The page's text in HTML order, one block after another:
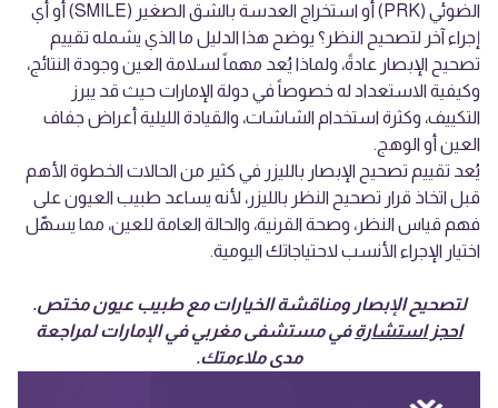
الضوئي (PRK) أو استخراج العدسة بالشق الصغير (SMILE) أو أي
إجراء آخر لتصحيح النظر؟ يوضح هذا الدليل ما الذي يشمله تقييم
تصحيح الإبصار عادةً، ولماذا يُعد مهماً لسلامة العين وجودة النتائج،
وكيفية الاستعداد له خصوصاً في دولة الإمارات حيث قد يبرز
التكييف، وكثرة استخدام الشاشات، والقيادة الليلية أعراض جفاف
العين أو الوهج.
يُعد تقييم تصحيح الإبصار بالليزر في كثير من الحالات الخطوة الأهم
قبل اتخاذ قرار تصحيح النظر بالليزر، لأنه يساعد طبيب العيون على
فهم قياس النظر، وصحة القرنية، والحالة العامة للعين، مما يسهّل
اختيار الإجراء الأنسب لاحتياجاتك اليومية.
لتصحيح الإبصار ومناقشة الخيارات مع طبيب عيون مختص.
احجز استشارةفي مستشفى مغربي في الإمارات لمراجعة
مدى ملاءمتك.